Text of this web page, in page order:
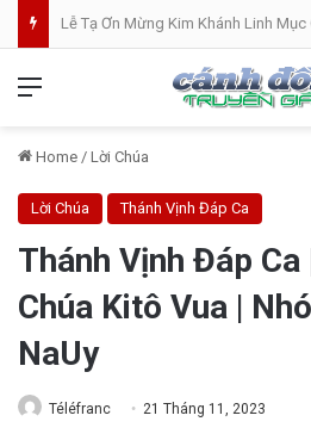
Home / Lời Chúa
Lời Chúa Thánh Vịnh Đáp Ca
Thánh Vịnh Đáp Ca
Chúa Kitô Vua |
NaUy
Téléfranc 21 Tháng 11, 2023